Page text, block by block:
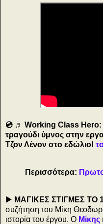
💿 ♬ Working Class
τραγούδι ύμνος στην
Τζον Λένον στο εδώλιο!
Περισσότερα:
▶️ ΜΑΓΙΚΕΣ ΣΤΙΓΜΕΣ ΤΟ
συζήτηση του Μίκη
ιστορία του έργου. Ο Μίκης